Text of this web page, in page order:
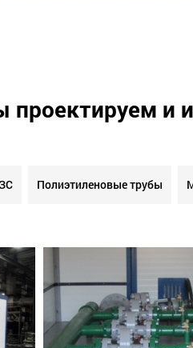
и
Полиэтиленовые трубы